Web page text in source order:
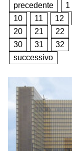
precedente 1
10
11 12
20
21 22
30
31 32
successivo